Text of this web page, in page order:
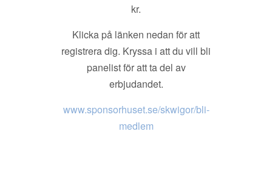
kr.
Klicka på länken nedan för att
registrera dig. Kryssa i att du vill bli
panelist för att ta del av
erbjudandet.
www.sponsorhuset.se/skwigor/bli-
medlem